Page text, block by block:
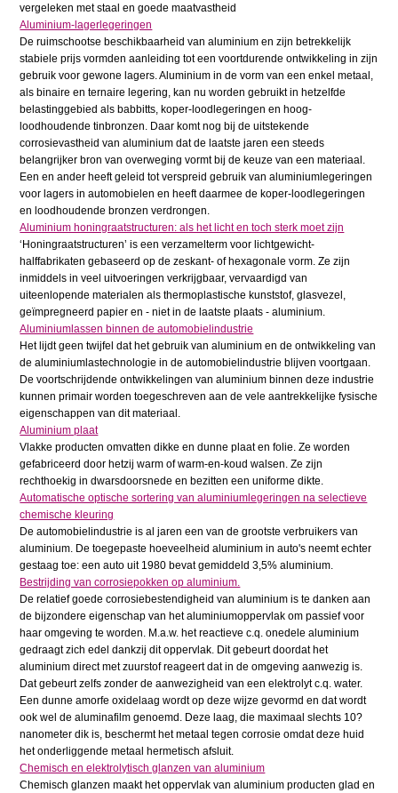
vergeleken met staal en goede maatvastheid
Aluminium-lagerlegeringen
De ruimschootse beschikbaarheid van aluminium en zijn betrekkelijk
stabiele prijs vormden aanleiding tot een voortdurende ontwikkeling in zijn
gebruik voor gewone lagers. Aluminium in de vorm van een enkel metaal,
als binaire en ternaire legering, kan nu worden gebruikt in hetzelfde
belastinggebied als babbitts, koper-loodlegeringen en hoog-
loodhoudende tinbronzen. Daar komt nog bij de uitstekende
corrosievastheid van aluminium dat de laatste jaren een steeds
belangrijker bron van overweging vormt bij de keuze van een materiaal.
Een en ander heeft geleid tot verspreid gebruik van aluminiumlegeringen
voor lagers in automobielen en heeft daarmee de koper-loodlegeringen
en loodhoudende bronzen verdrongen.
Aluminium honingraatstructuren: als het licht en toch sterk moet zijn
‘Honingraatstructuren’ is een verzamelterm voor lichtgewicht-
halffabrikaten gebaseerd op de zeskant- of hexagonale vorm. Ze zijn
inmiddels in veel uitvoeringen verkrijgbaar, vervaardigd van
uiteenlopende materialen als thermoplastische kunststof, glasvezel,
geïmpregneerd papier en - niet in de laatste plaats - aluminium.
Aluminiumlassen binnen de automobielindustrie
Het lijdt geen twijfel dat het gebruik van aluminium en de ontwikkeling van
de aluminiumlastechnologie in de automobielindustrie blijven voortgaan.
De voortschrijdende ontwikkelingen van aluminium binnen deze industrie
kunnen primair worden toegeschreven aan de vele aantrekkelijke fysische
eigenschappen van dit materiaal.
Aluminium plaat
Vlakke producten omvatten dikke en dunne plaat en folie. Ze worden
gefabriceerd door hetzij warm of warm-en-koud walsen. Ze zijn
rechthoekig in dwarsdoorsnede en bezitten een uniforme dikte.
Automatische optische sortering van aluminiumlegeringen na selectieve
chemische kleuring
De automobielindustrie is al jaren een van de grootste verbruikers van
aluminium. De toegepaste hoeveelheid aluminium in auto's neemt echter
gestaag toe: een auto uit 1980 bevat gemiddeld 3,5% aluminium.
Bestrijding van corrosiepokken op aluminium.
De relatief goede corrosiebestendigheid van aluminium is te danken aan
de bijzondere eigenschap van het aluminiumoppervlak om passief voor
haar omgeving te worden. M.a.w. het reactieve c.q. onedele aluminium
gedraagt zich edel dankzij dit oppervlak. Dit gebeurt doordat het
aluminium direct met zuurstof reageert dat in de omgeving aanwezig is.
Dat gebeurt zelfs zonder de aanwezigheid van een elektrolyt c.q. water.
Een dunne amorfe oxidelaag wordt op deze wijze gevormd en dat wordt
ook wel de aluminafilm genoemd. Deze laag, die maximaal slechts 10?
nanometer dik is, beschermt het metaal tegen corrosie omdat deze huid
het onderliggende metaal hermetisch afsluit.
Chemisch en elektrolytisch glanzen van aluminium
Chemisch glanzen maakt het oppervlak van aluminium producten glad en